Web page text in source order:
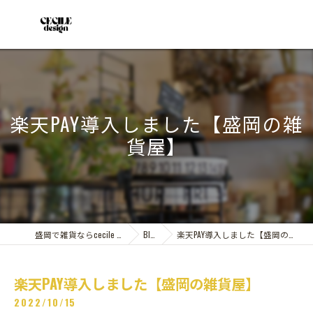
楽天PAY導入しました【盛岡の雑
貨屋】
Blog 楽天PAY導入しました【盛岡の雑貨屋】
楽天PAY導入しました【盛岡の雑貨屋】
2022/10/15